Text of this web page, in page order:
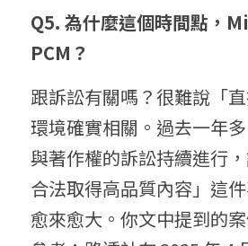
Q5. 為什麼這個時間點，
PCM？
跟訴訟有關嗎？很難說「
環境確實相關。過去一年
與著作權的訴訟持續進行
合法取得高品質內容」這
愈來愈大。你文中提到的